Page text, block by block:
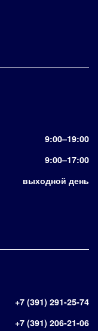
9:00–19:00
9:00–17:00
выходной день
+7 (391) 291-25-74
+7 (391) 206-21-06